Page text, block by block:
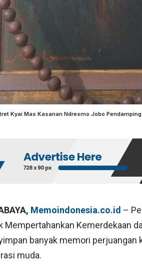
Kyai Mas Kasanan Ndresmo Jobo
Memoindonesia.co.id –
Mempertahankan Kemerdekaan
banyak memori
muda.